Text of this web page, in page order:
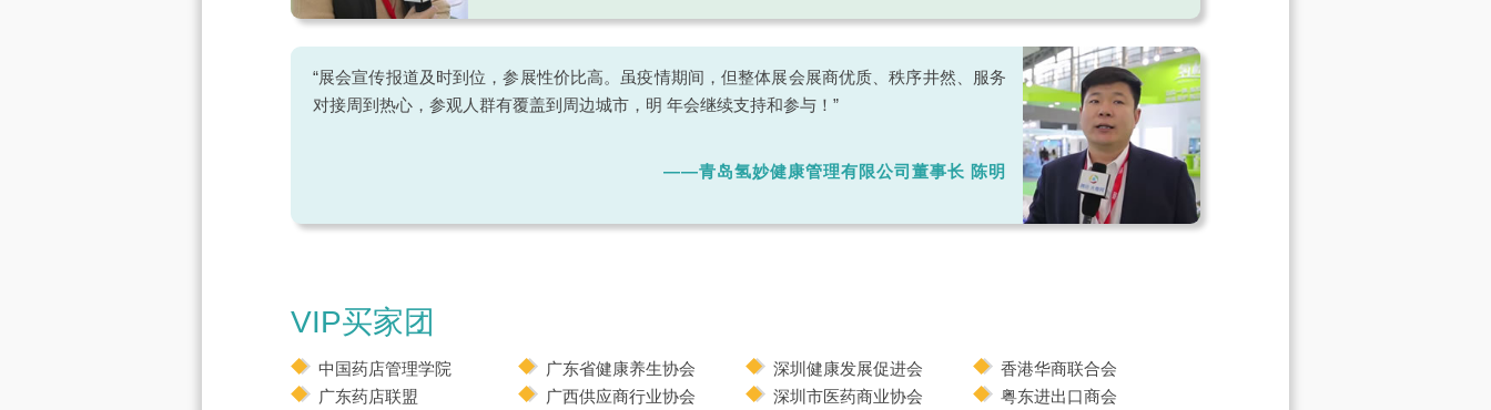
“展会宣传报道及时到位，参展性价比高。虽疫情期间，但整体展会展商优质、秩序井然、服务
对接周到热心，参观人群有覆盖到周边城市，明 年会继续支持和参与！”
——青岛氢妙健康管理有限公司董事长 陈明
VIP买家团
中国药店管理学院
广东药店联盟
广东省健康养生协会
广西供应商行业协会
深圳健康发展促进会
深圳市医药商业协会
香港华商联合会
粤东进出口商会